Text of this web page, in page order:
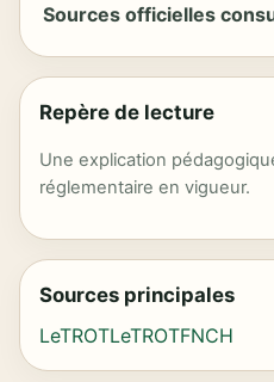
Sources officielles
Repère de lecture
Une explication
réglementaire en vigueur.
Sources principales
LeTROTLeTROTFNCH